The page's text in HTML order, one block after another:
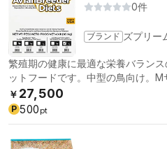
0件
ブランド ズプリー
繁殖期の健康に最適な栄養バラン
ットフードです。中型の鳥向け。M
￥ 27,500
P 500 pt